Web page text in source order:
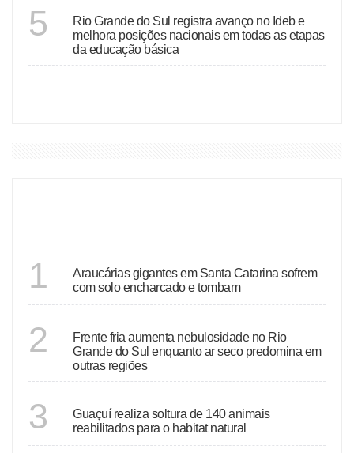
5
Rio Grande do Sul registra avanço no Ideb e
melhora posições nacionais em todas as etapas
da educação básica
1
Araucárias gigantes em Santa Catarina sofrem
com solo encharcado e tombam
2
Frente fria aumenta nebulosidade no Rio
Grande do Sul enquanto ar seco predomina em
outras regiões
3
Guaçuí realiza soltura de 140 animais
reabilitados para o habitat natural